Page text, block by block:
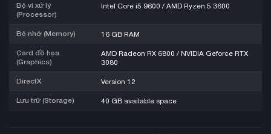
Bộ vi xử lý
(Processor)
Intel Core i5 9600 / AMD Ryzen 5 3600
Bộ nhớ (Memory) 16 GB RAM
Card đồ họa
(Graphics)
AMD Radeon RX 6800 / NVIDIA Geforce RTX
3080
DirectX Version 12
Lưu trữ (Storage) 40 GB available space